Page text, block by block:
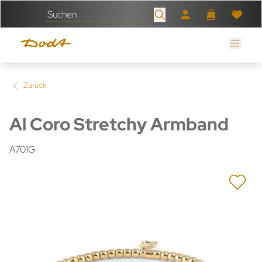
Zurück
Al Coro Stretchy Armband
A701G